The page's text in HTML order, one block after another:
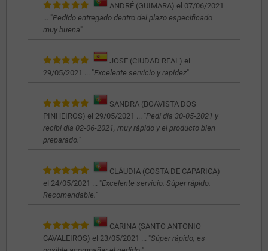
ANDRÉ (GUIMARA) el 07/06/2021
... "Pedido entregado dentro del plazo especificado
muy buena"
JOSE (CIUDAD REAL) el
29/05/2021 ... "Excelente servicio y rapidez"
SANDRA (BOAVISTA DOS
PINHEIROS) el 29/05/2021 ... "Pedí día 30-05-2021 y
recibí día 02-06-2021, muy rápido y el producto bien
preparado. "
CLÁUDIA (COSTA DE CAPARICA)
el 24/05/2021 ... "Excelente servicio. Súper rápido.
Recomendable. "
CARINA (SANTO ANTONIO
CAVALEIROS) el 23/05/2021 ... "Súper rápido, es